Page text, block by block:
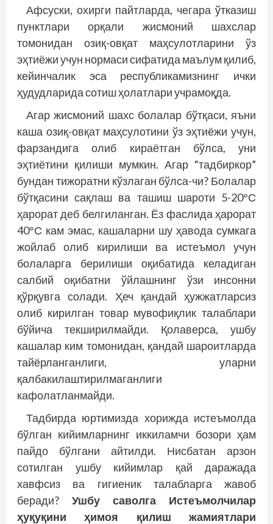
Афсуски, охирги пайтларда, чегара ўтказиш
пунктлари орқали жисмоний шахслар
томонидан озиқ-ов­қат маҳсулотларини ўз
эҳтиёжи учун нормаси сифатида маълум қилиб,
кейинчалик эса республикамизнинг ички
ҳудудларида сотиш ҳолатлари учрамоқда.
Агар жисмоний шахс болалар бўтқаси, яъни
каша озиқ-овқат маҳсулотини ўз эҳтиёжи учун,
фарзандига олиб кираётган бўлса, уни
эҳтиётини қилиши мумкин. Агар “тадбиркор”
бундан тижоратни кўзлаган бўлса-чи? Болалар
бўтқасини сақлаш ва ташиш шароти 5-20°С
ҳарорат деб белгиланган. Ёз фаслида ҳарорат
40°С кам эмас, кашаларни шу ҳавода сумкага
жойлаб олиб кирилиши ва истеъмол учун
болаларга берилиши оқибатида келадиган
салбий оқибатни ўйлашнинг ўзи инсонни
қўрқувга солади. Ҳеч қандай ҳужжатларсиз
олиб кирилган товар мувофиқлик талаблари
бўйича текширилмайди. Қолаверса, ушбу
кашалар ким томонидан, қандай шароитларда
тайёрланганлиги, уларни
қалбакилаштирилмаганлиги
кафолатланмайди.
Тадбирда юртимизда хорижда истеъмолда
бўлган кийимларнинг иккиламчи бозори ҳам
пайдо бўлгани айтилди. Нисбатан арзон
сотилган ушбу кийимлар қай даражада
хавфсиз ва гигиеник талабларга жавоб
беради? Ушбу саволга Истеъмолчилар
ҳуқуқини ҳимоя қилиш жамиятлари